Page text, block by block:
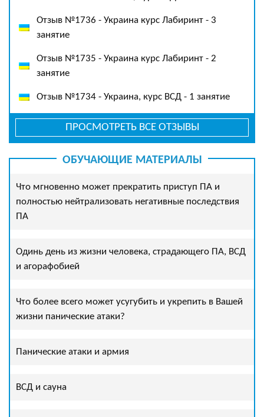
Отзыв №1736 - Украина курс Лабиринт - 3
занятие
Отзыв №1735 - Украина курс Лабиринт - 2
занятие
Отзыв №1734 - Украина, курс ВСД - 1 занятие
ПРОСМОТРЕТЬ ВСЕ ОТЗЫВЫ
ОБУЧАЮЩИЕ МАТЕРИАЛЫ
Что мгновенно может прекратить приступ ПА и
полностью нейтрализовать негативные последствия
ПА
Одинь день из жизни человека, страдающего ПА, ВСД
и агорафобией
Что более всего может усугубить и укрепить в Вашей
жизни панические атаки?
Панические атаки и армия
ВСД и сауна